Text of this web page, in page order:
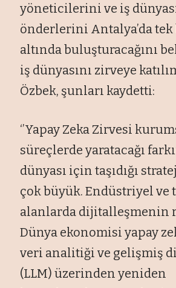
yöneticilerini ve iş
önderlerini Antalya’da tek
altında buluşturacağını
iş dünyasını zirveye
Özbek, şunları kaydetti:
‘’Yapay Zeka Zirvesi
süreçlerde yaratacağı
dünyası için taşıdığı
çok büyük. Endüstriyel ve
alanlarda dijitalleşmenin
Dünya ekonomisi yapay
veri analitiği ve gelişmiş
(LLM) üzerinden yeniden